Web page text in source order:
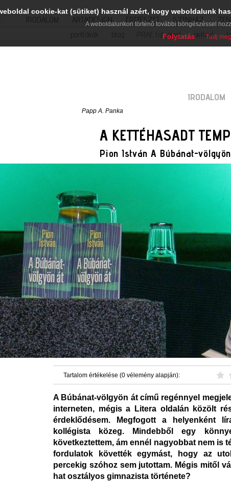
IRODALOM ART&DESIGN ÉPÍTÉSZET SZÍNHÁZ
portfóliók
blog PRAE folyóirat petíció
IRODALOM
Papp A. Panka
A KETTÉHASADT
Pion István A Búbánat-
Tartalom értékelése (0 vélemény alapján):
A Búbánat-völgyön át című regénnyel
interneten, mégis a Litera oldalán közölt
érdeklődésem. Megfogott a helyenként
kollégista közeg. Mindebből egy
következtettem, ám ennél nagyobbat nem is
fordulatok követték egymást, hogy az
percekig szóhoz sem jutottam. Mégis mitől
hat osztályos gimnazista története?
cookie-kat (sütiket) használ azért, hogy weboldalunk
A weboldalunkon történő további böngészéssel
Folytatás Tudj